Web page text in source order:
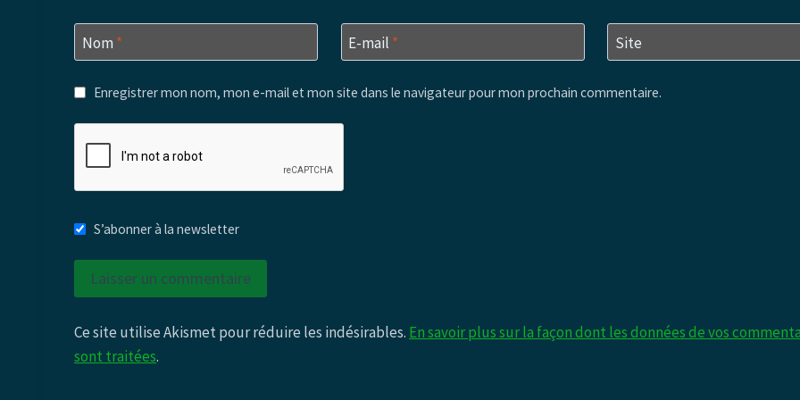
Nom * E-mail * Site
Enregistrer mon nom, mon e-mail et mon site dans le navigateur pour mon prochain commentaire.
S’abonner à la newsletter
Ce site utilise Akismet pour réduire les indésirables. En savoir plus sur la façon dont les données de vos
sont traitées.